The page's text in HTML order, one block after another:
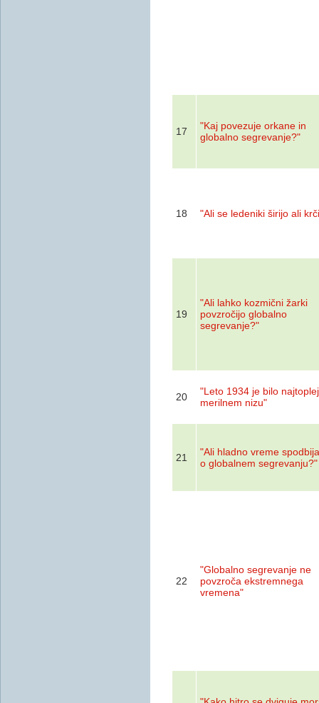
17
"Kaj povezuje orkane in
globalno segrevanje?"
18 "Ali se ledeniki širijo ali
19
"Ali lahko kozmični žarki
povzročijo globalno
segrevanje?"
20
"Leto 1934 je bilo
merilnem nizu"
21
"Ali hladno vreme
o globalnem segrevanju?"
22
"Globalno segrevanje ne
povzroča ekstremnega
vremena"